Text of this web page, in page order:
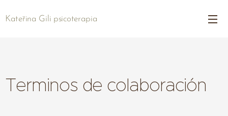
Kateřina Gili psicoterapia
Terminos de colaboración